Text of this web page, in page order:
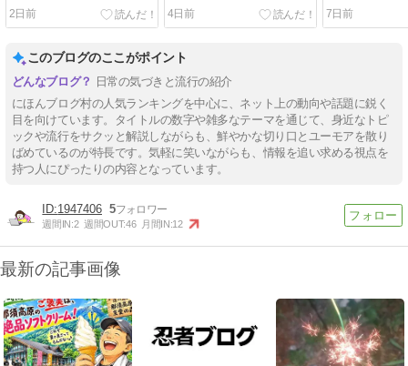
2日前
4日前
7日前
このブログのここがポイント
日常の気づきと流行の紹介
にほんブログ村の人気ランキングを中心に、ネット上の動向や話題に鋭く
目を向けています。タイトルの数字や雑多なテーマを通じて、身近なトピ
ックや流行をサクッと解説しながらも、鮮やかな切り口とユーモアを散り
ばめているのが特長です。気軽に笑いながらも、情報を追い求める視点を
持つ人にぴったりの内容となっています。
1947406 5
週間IN:2 週間OUT:46 月間IN:12
最新の記事画像